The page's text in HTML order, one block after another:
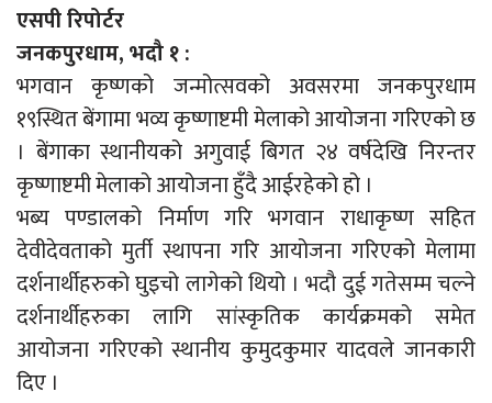
एसपी रिपोर्टर
जनकपुरधाम, भदौ १ :
भगवान कृष्णको जन्मोत्सवको अवसरमा जनकपुरधाम
१९स्थित बेंगामा भव्य कृष्णाष्टमी मेलाको आयोजना गरिएको छ
। बेंगाका स्थानीयको अगुवाई बिगत २४ वर्षदेखि निरन्तर
कृष्णाष्टमी मेलाको आयोजना हुँदै आईरहेको हो ।
भब्य पण्डालको निर्माण गरि भगवान राधाकृष्ण सहित
देवीदेवताको मुर्ती स्थापना गरि आयोजना गरिएको मेलामा
दर्शनार्थीहरुको घुइचो लागेको थियो । भदौ दुई गतेसम्म चल्ने
दर्शनार्थीहरुका लागि सांस्कृतिक कार्यक्रमको समेत
आयोजना गरिएको स्थानीय कुमुदकुमार यादवले जानकारी
दिए ।